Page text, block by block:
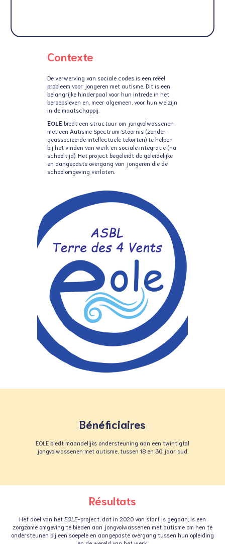
Contexte
De verwerving van sociale codes is een reëel
probleem voor jongeren met autisme. Dit is een
belangrijke hinderpaal voor hun intrede in het
beroepsleven en, meer algemeen, voor hun welzijn
in de maatschappij.
EOLE biedt een structuur om jongvolwassenen
met een Autisme Spectrum Stoornis (zonder
geassocieerde intellectuele tekorten) te helpen
bij het vinden van werk en sociale integratie (na
schooltijd). Het project begeleidt de geleidelijke
en aangepaste overgang van jongeren die de
schoolomgeving verlaten.
Bénéficiaires
EOLE biedt maandelijks ondersteuning aan een twintigtal
jongvolwassenen met autisme, tussen 18 en 30 jaar oud.
Résultats
Het doel van het EOLE-project, dat in 2020 van start is gegaan, is een
zorgzame omgeving te bieden aan jongvolwassenen met autisme om hen te
ondersteunen bij een soepele en aangepaste overgang tussen hun opleiding